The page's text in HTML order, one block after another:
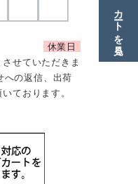
休業日
せていただきま
への返信、出荷
ております。
カートを見る